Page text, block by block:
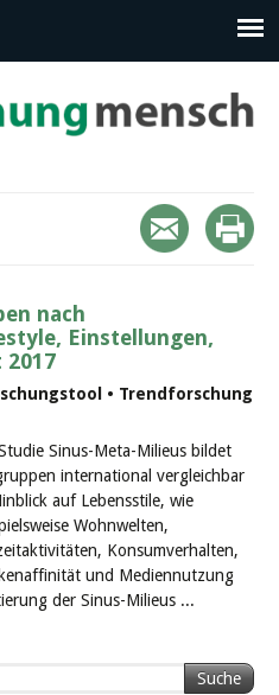
nach
Einstellungen,
• Trendforschung
Sinus-Meta-Milieus bildet
international vergleichbar
auf Lebensstile, wie
Wohnwelten,
Konsumverhalten,
und Mediennutzung
der Sinus-Milieus ...
Suche